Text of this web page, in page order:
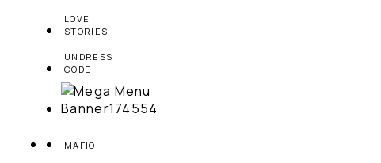
LOVE
STORIES
UNDRESS
CODE
ΜΑΓΙΟ